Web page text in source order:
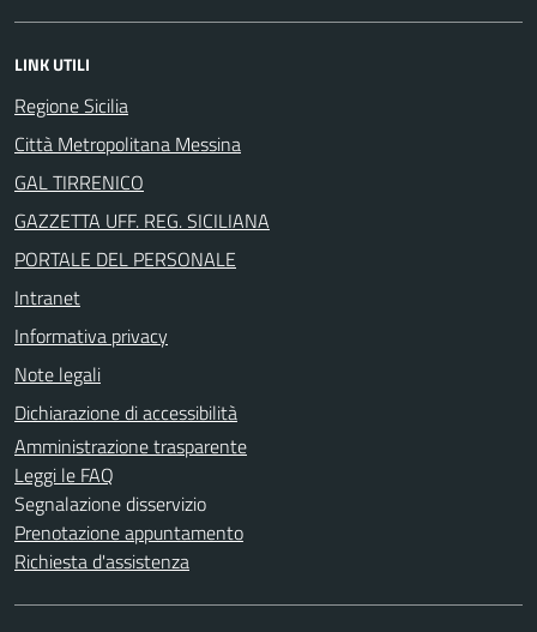
LINK UTILI
Regione Sicilia
Città Metropolitana Messina
GAL TIRRENICO
GAZZETTA UFF. REG. SICILIANA
PORTALE DEL PERSONALE
Intranet
Informativa privacy
Note legali
Dichiarazione di accessibilità
Amministrazione trasparente
Leggi le FAQ
Segnalazione disservizio
Prenotazione appuntamento
Richiesta d'assistenza